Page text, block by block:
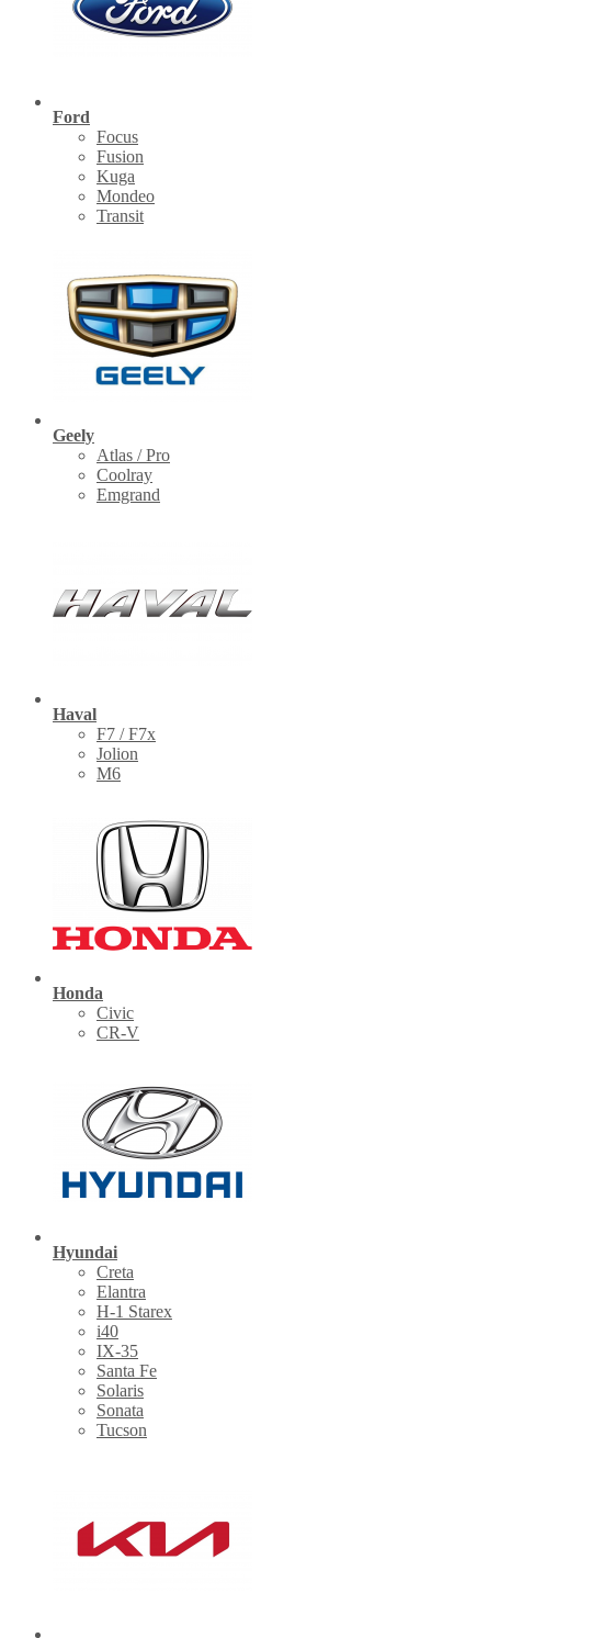
Ford
Focus
Fusion
Kuga
Mondeo
Transit
Geely
Atlas / Pro
Coolray
Emgrand
Haval
F7 / F7x
Jolion
M6
Honda
Civic
CR-V
Hyundai
Creta
Elantra
H-1 Starex
i40
IX-35
Santa Fe
Solaris
Sonata
Tucson